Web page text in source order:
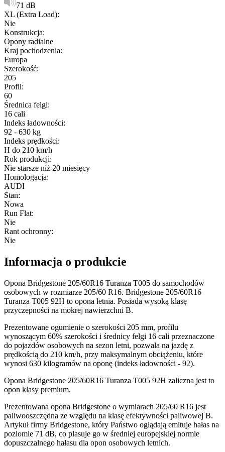
71 dB
XL (Extra Load):
Nie
Konstrukcja:
Opony radialne
Kraj pochodzenia:
Europa
Szerokość:
205
Profil:
60
Średnica felgi:
16 cali
Indeks ładowności:
92 - 630 kg
Indeks prędkości:
H do 210 km/h
Rok produkcji:
Nie starsze niż 20 miesięcy
Homologacja:
AUDI
Stan:
Nowa
Run Flat:
Nie
Rant ochronny:
Nie
Informacja o produkcie
Opona Bridgestone 205/60R16 Turanza T005 do samochodów
osobowych w rozmiarze 205/60 R16. Bridgestone 205/60R16
Turanza T005 92H to opona letnia. Posiada wysoką klasę
przyczepności na mokrej nawierzchni B.
Prezentowane ogumienie o szerokości 205 mm, profilu
wynoszącym 60% szerokości i średnicy felgi 16 cali przeznaczone
do pojazdów osobowych na sezon letni, pozwala na jazdę z
prędkością do 210 km/h, przy maksymalnym obciążeniu, które
wynosi 630 kilogramów na oponę (indeks ładowności - 92).
Opona Bridgestone 205/60R16 Turanza T005 92H zaliczna jest to
opon klasy premium.
Prezentowana opona Bridgestone o wymiarach 205/60 R16 jest
paliwooszczędna ze względu na klasę efektywności paliwowej B.
Artykuł firmy Bridgestone, który Państwo oglądają emituje hałas na
poziomie 71 dB, co plasuje go w średniej europejskiej normie
dopuszczalnego hałasu dla opon osobowych letnich.